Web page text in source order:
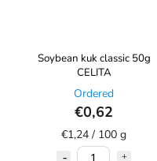
Soybean kuk classic 50g
CELITA
Ordered
€0,62
€1,24 / 100 g